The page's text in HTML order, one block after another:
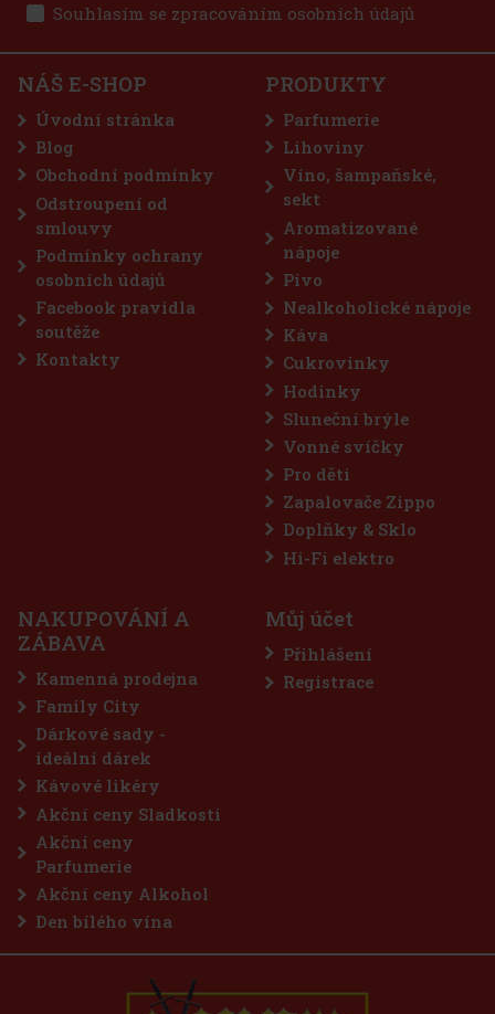
200 Kč
Do košíku
Sleva: 25%
Akce
FRIENDS, WONDER WOMAN
75 Kč
Souhlasím se zpracováním osobních údajů
NÁŠ E-SHOP
Úvodní stránka
Blog
Obchodní podmínky
Odstroupení od
smlouvy
Podmínky ochrany
osobních údajů
Facebook pravidla
soutěže
Kontakty
PRODUKTY
Parfumerie
Lihoviny
Víno, šampaňské,
sekt
Aromatizované
nápoje
Pivo
Nealkoholické nápoje
Káva
Cukrovinky
Hodinky
Sluneční brýle
Vonné svíčky
Pro děti
Zapalovače Zippo
Doplňky & Sklo
Hi-Fi elektro
NAKUPOVÁNÍ A
ZÁBAVA
Kamenná prodejna
Family City
Dárkové sady -
ideální dárek
Kávové likéry
Akční ceny Sladkosti
Akční ceny
Parfumerie
Akční ceny Alkohol
Den bílého vína
Můj účet
Přihlášení
Registrace